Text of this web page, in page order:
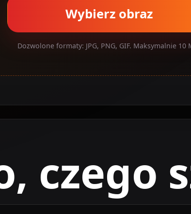
Wybierz obraz
Dozwolone formaty: JPG, PNG, GIF. Maksymalnie 10
czego